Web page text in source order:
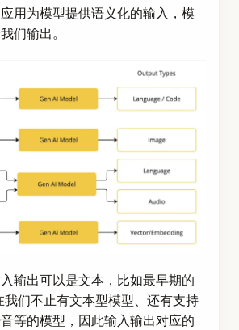
用为模型提供语义化的输入，模
们输出。
输出可以是文本，比如最早期的
们不止有文本型模型、还有支持
等的模型，因此输入输出对应的